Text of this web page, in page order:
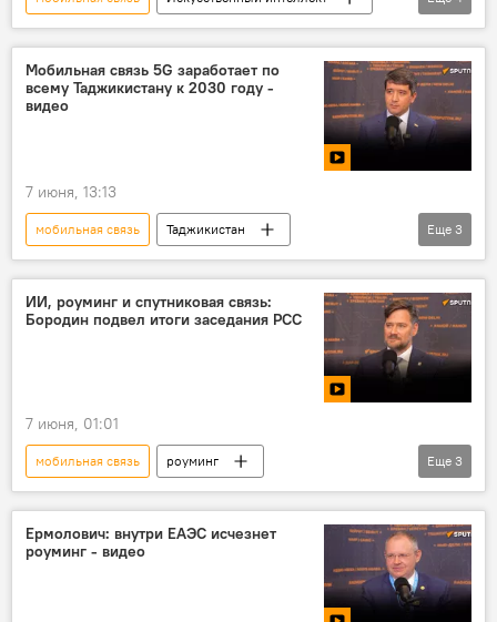
ПМЭФ
Видео
цифровизация
цифровые технологии
Мобильная связь 5G заработает по
всему Таджикистану к 2030 году -
видео
7 июня, 13:13
мобильная связь
Таджикистан
Служба связи Таджикистана
Видео
СНГ
Еще 3
ИИ, роуминг и спутниковая связь:
Бородин подвел итоги заседания РСС
7 июня, 01:01
мобильная связь
роуминг
Искусственный интеллект
ПМЭФ
Видео
Еще 3
Ермолович: внутри ЕАЭС исчезнет
роуминг - видео